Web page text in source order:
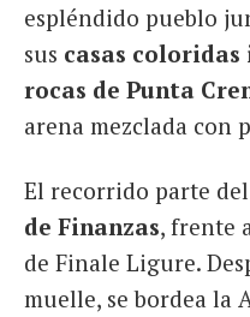
espléndido pueblo
sus casas
rocas de Punta
arena mezclada con
El recorrido parte del
de Finanzas, frente
de Finale Ligure.
muelle, se bordea la